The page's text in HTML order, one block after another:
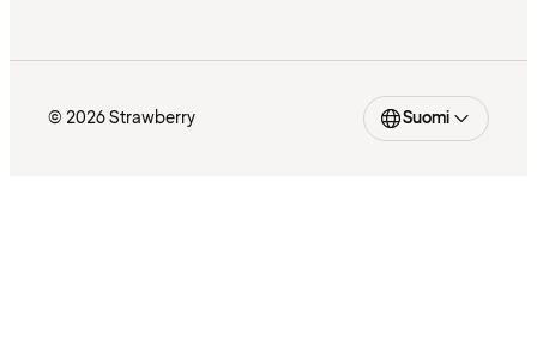
© 2026 Strawberry Suomi